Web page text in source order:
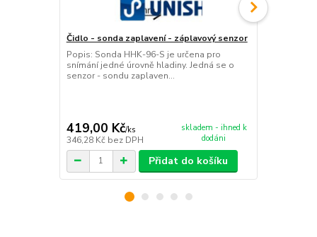
Čidlo - sonda zaplavení - záplavový senzor
Popis: Sonda HHK-96-S je určena pro
snímání jedné úrovně hladiny. Jedná se o
senzor - sondu zaplaven...
419,00 Kč/ks
346,28 Kč bez DPH
skladem - ihned k
dodáni
Přidat do košíku